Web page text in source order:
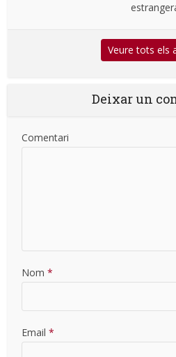
Veure tots els
Deixar un
Comentari
Nom *
Email *